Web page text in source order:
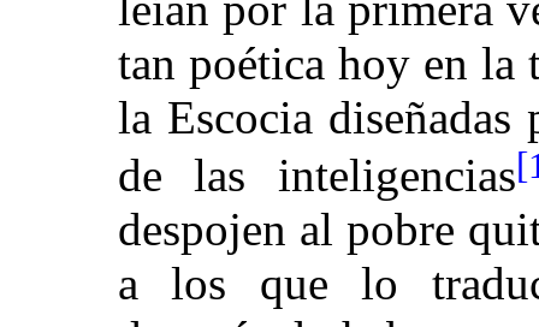
tan poética hoy en la
la Escocia
de las inteligencias
despojen al pobre
a los que lo